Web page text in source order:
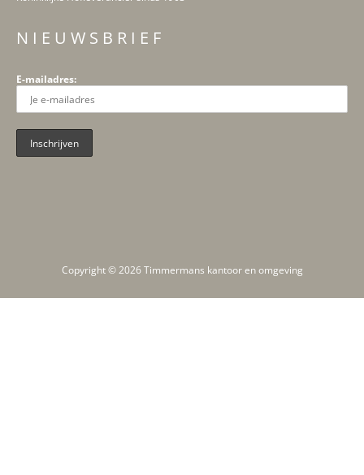
N I E U W S B R I E F
E-mailadres:
Copyright © 2026 Timmermans kantoor en omgeving